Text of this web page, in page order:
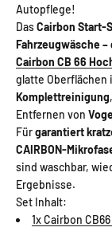
Autopflege!
DasCairbon Start-
Fahrzeugwäsche –
Cairbon CB 66
glatte Oberflächen
Komplettreinigung
Entfernen von
Fürgarantiert
CAIRBON-
sind waschbar,
Ergebnisse.
Set Inhalt:
1x Cairbon